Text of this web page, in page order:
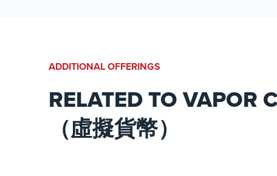
ADDITIONAL OFFERINGS
RELATED TO VAPOR
（虛擬貨幣）